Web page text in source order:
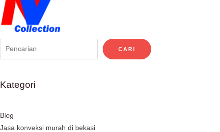
CARI
Kategori
Blog
Jasa konveksi murah di bekasi